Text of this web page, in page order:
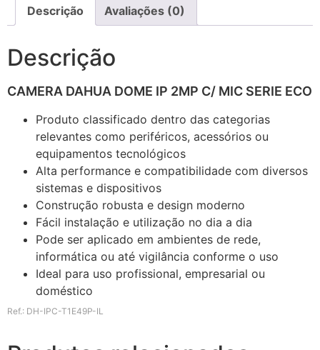
Descrição Avaliações (0)
Descrição
CAMERA DAHUA DOME IP 2MP C/ MIC SERIE ECO
Produto classificado dentro das categorias
relevantes como periféricos, acessórios ou
equipamentos tecnológicos
Alta performance e compatibilidade com diversos
sistemas e dispositivos
Construção robusta e design moderno
Fácil instalação e utilização no dia a dia
Pode ser aplicado em ambientes de rede,
informática ou até vigilância conforme o uso
Ideal para uso profissional, empresarial ou
doméstico
Ref.: DH-IPC-T1E49P-IL